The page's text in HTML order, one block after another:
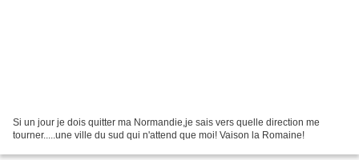
Si un jour je dois quitter ma Normandie,je sais vers quelle direction me
tourner.....une ville du sud qui n'attend que moi! Vaison la Romaine!